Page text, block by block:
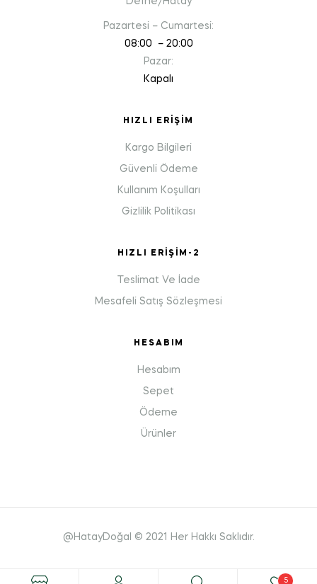
Pazartesi – Cumartesi:
08:00 – 20:00
Pazar:
Kapalı
HIZLI ERIŞIM
Kargo Bilgileri
Güvenli Ödeme
Kullanım Koşulları
Gizlilik Politikası
HIZLI ERIŞIM-2
Teslimat Ve İade
Mesafeli Satış Sözleşmesi
HESABIM
Hesabım
Sepet
Ödeme
Ürünler
@HatayDoğal © 2021 Her Hakkı Saklıdır.
5